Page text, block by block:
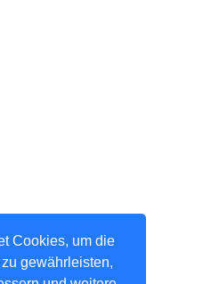
Cookies, um die
gewährleisten,